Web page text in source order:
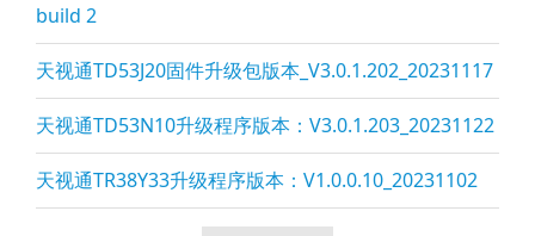
build 2
天视通TD53J20固件升级包版本_V3.0.1.202_20231117
天视通TD53N10升级程序版本：V3.0.1.203_20231122
天视通TR38Y33升级程序版本：V1.0.0.10_20231102